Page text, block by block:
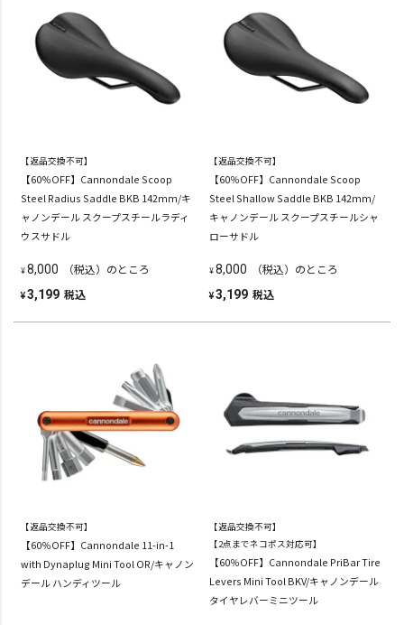
【返品交換不可】
【60％OFF】Cannondale Scoop
Steel Radius Saddle BKB 142mm/キ
ャノンデール スクープスチールラディ
ウスサドル
¥8,000 （税込）のところ
¥3,199 税込
【返品交換不可】
【60％OFF】Cannondale Scoop
Steel Shallow Saddle BKB 142mm/
キャノンデール スクープスチールシャ
ローサドル
¥8,000 （税込）のところ
¥3,199 税込
【返品交換不可】
【60％OFF】Cannondale 11-in-1
with Dynaplug Mini Tool OR/キャノン
デール ハンディツール
【返品交換不可】
【2点までネコポス対応可】
【60％OFF】Cannondale PriBar Tire
Levers Mini Tool BKV/キャノンデール
タイヤレバーミニツール